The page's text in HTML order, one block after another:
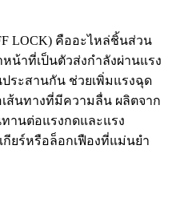
LOCK) คืออะไหล่ชิ้นส่วน
น้าที่เป็นตัวส่งกำลังผ่านแรง
ระสานกัน ช่วยเพิ่มแรงฉุด
ส้นทางที่มีความลื่น ผลิตจาก
นต่อแรงกดและแรง
กียร์หรือล็อกเฟืองที่แม่นยำ